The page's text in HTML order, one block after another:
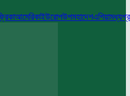
আমেরিকাইউরোপউপমহাদেশএশিয়া